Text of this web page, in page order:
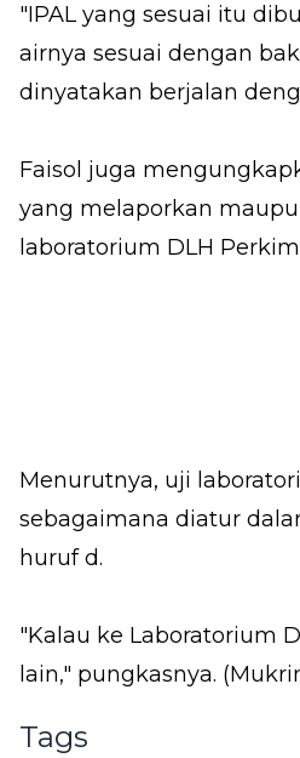
"IPAL yang sesuai itu
airnya sesuai dengan
dinyatakan berjalan
Faisol juga
yang melaporkan
laboratorium DLH
Menurutnya, uji
sebagaimana diatur
huruf d.
"Kalau ke Laboratorium
lain," pungkasnya.
Tags